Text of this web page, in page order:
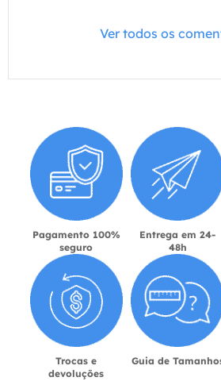
Ver todos os
Pagamento 100%
seguro
Entrega em 24-
48h
Trocas e
devoluções
Guia de